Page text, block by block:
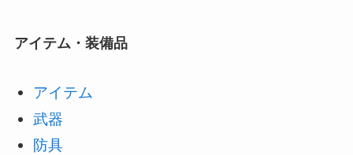
アイテム・装備品
アイテム
武器
防具